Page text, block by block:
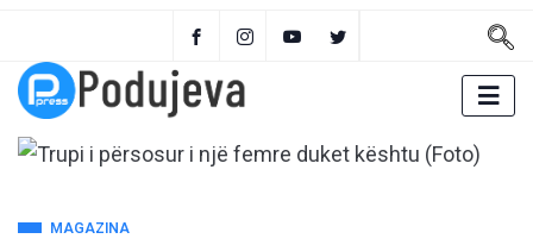
MAGAZINA